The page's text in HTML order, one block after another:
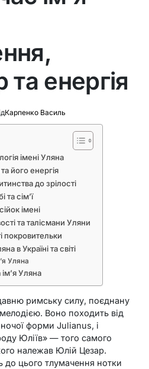
та енергія
Карпенко Василь
імені Уляна
його енергія
до зрілості
сім’ї
імені
та талісмани Уляни
покровительки
в Україні та світі
Уляна
Уляна
римську силу, поєднану
Воно походить від
форми Julianus, і
Юліїв» — того самого
належав Юлій Цезар.
до цього тлумачення нотки